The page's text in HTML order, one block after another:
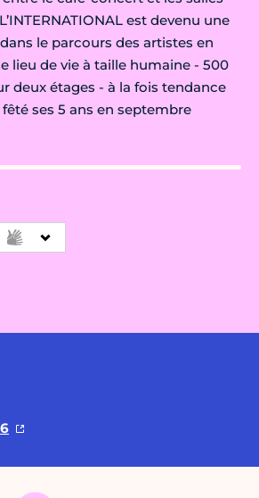
est devenu une
le parcours des artistes en
lieu de vie à taille humaine - 500
deux étages - à la fois tendance
ses 5 ans en septembre